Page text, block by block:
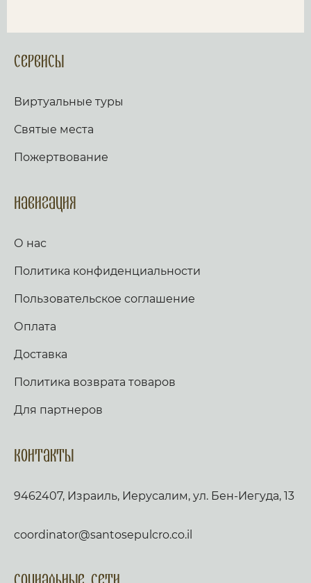
Сервисы
Виртуальные туры
Святые места
Пожертвование
Навигация
О нас
Политика конфиденциальности
Пользовательское соглашение
Оплата
Доставка
Политика возврата товаров
Для партнеров
Контакты
9462407, Израиль, Иерусалим, ул. Бен-Иегуда, 13
coordinator@santosepulcro.co.il